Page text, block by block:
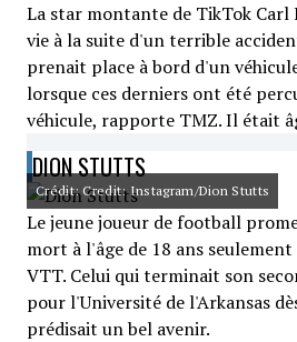
La star montante de TikTok Carl
vie à la suite d'un terrible
prenait place à bord d'un
lorsque ces derniers ont été
véhicule, rapporte TMZ. Il était
DION STUTTS
Crédit: Credit: Instagram/Dion Stutts
Le jeune joueur de football
mort à l'âge de 18 ans
VTT. Celui qui terminait son
pour l'Université de l'Arkansas
prédisait un bel avenir.